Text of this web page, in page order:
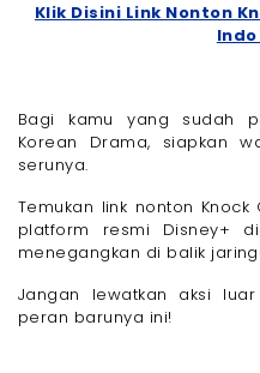
Klik Disini Link Nonton
Bagi kamu yang sudah
Korean Drama, siapkan
serunya.
Temukan link nonton
platform resmi Disney+
menegangkan di balik
Jangan lewatkan aksi
peran barunya ini!